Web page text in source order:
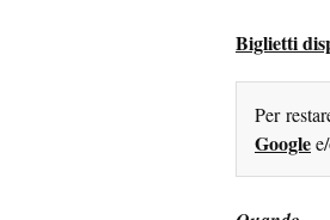
Biglietti
Per
Google